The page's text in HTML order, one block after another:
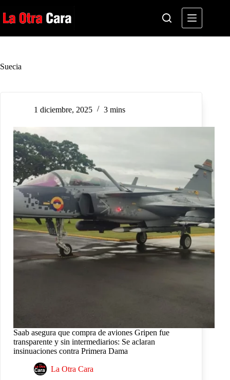
al
contenido
Suecia
1 diciembre, 2025 3 mins
Saab asegura que compra de aviones Gripen fue
transparente y sin intermediarios: Se aclaran
insinuaciones contra Primera Dama
La Otra Cara